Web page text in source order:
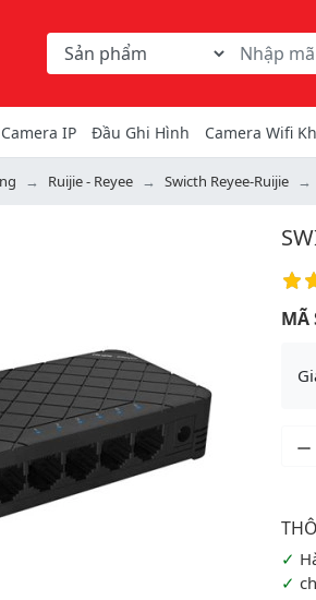
Chọn danh mục tìm kiếm
Từ khóa hoặc mã hàng
Camera IP Đầu Ghi Hình Camera Wifi
Ruijie - Reyee Swicth Reyee-Ruijie
MÃ